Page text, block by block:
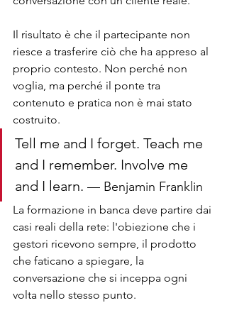
Il risultato è che il partecipante non
riesce a trasferire ciò che ha appreso al
proprio contesto. Non perché non
voglia, ma perché il ponte tra
contenuto e pratica non è mai stato
costruito.
Tell me and I forget. Teach me
and I remember. Involve me
and I learn. — Benjamin Franklin
La formazione in banca deve partire dai
casi reali della rete: l'obiezione che i
gestori ricevono sempre, il prodotto
che faticano a spiegare, la
conversazione che si inceppa ogni
volta nello stesso punto.